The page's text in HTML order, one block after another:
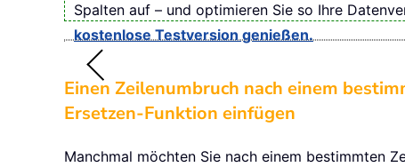
Spalten auf – und optimieren Sie so Ihre
kostenlose Testversion genießen.
Einen Zeilenumbruch nach einem
Ersetzen-Funktion einfügen
Manchmal möchten Sie nach einem bestimmten